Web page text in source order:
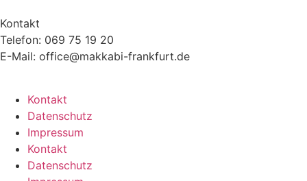
Kontakt
Telefon: 069 75 19 20
E-Mail: office@makkabi-frankfurt.de
Kontakt
Datenschutz
Impressum
Kontakt
Datenschutz